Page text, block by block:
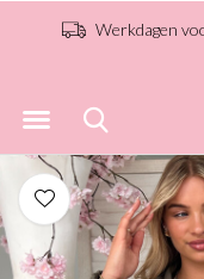
Werkdagen